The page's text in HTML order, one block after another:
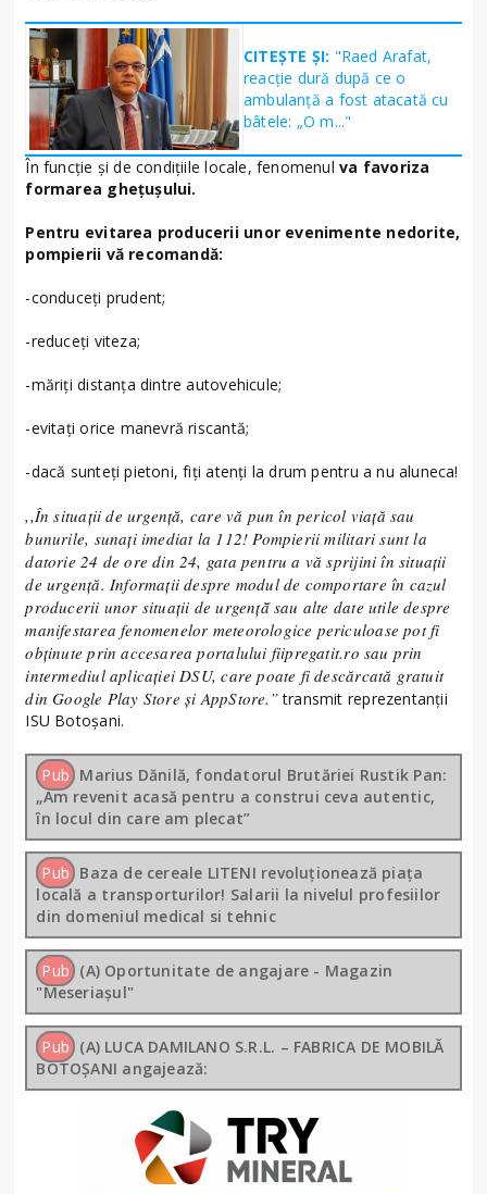
CITEȘTE ȘI: "Raed Arafat,
reacție dură după ce o
ambulanță a fost atacată cu
bâtele: „O m..."
În funcție și de condițiile locale, fenomenulva favoriza
formarea ghețușului.
Pentru evitarea producerii unor evenimente nedorite,
pompierii vă recomandă:
-conduceți prudent;
-reduceți viteza;
-măriți distanța dintre autovehicule;
-evitați orice manevră riscantă;
-dacă sunteți pietoni, fiți atenți la drum pentru a nu aluneca!
,,În situații de urgență, care vă pun în pericol viață sau
bunurile, sunați imediat la 112! Pompierii militari sunt la
datorie 24 de ore din 24, gata pentru a vă sprijini în situații
de urgență. Informaţii despre modul de comportare în cazul
producerii unor situații de urgență̆ sau alte date utile despre
manifestarea fenomenelor meteorologice periculoase pot fi
obținute prin accesarea portalului fiipregatit.ro sau prin
intermediul aplicației DSU, care poate fi descărcată gratuit
din Google Play Store și AppStore.”transmit reprezentanții
ISU Botoșani.
Pub Marius Dănilă, fondatorul Brutăriei Rustik Pan:
„Am revenit acasă pentru a construi ceva autentic,
în locul din care am plecat”
Pub Baza de cereale LITENI revoluționează piața
locală a transporturilor! Salarii la nivelul profesiilor
din domeniul medical si tehnic
Pub (A) Oportunitate de angajare - Magazin
"Meseriașul"
Pub (A) LUCA DAMILANO S.R.L. – FABRICA DE MOBILĂ
BOTOȘANI angajează: